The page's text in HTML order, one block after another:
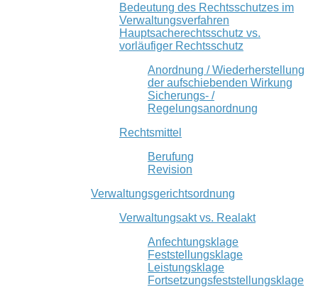
Bedeutung des Rechtsschutzes im
Verwaltungsverfahren
Hauptsacherechtsschutz vs.
vorläufiger Rechtsschutz
Anordnung / Wiederherstellung
der aufschiebenden Wirkung
Sicherungs- /
Regelungsanordnung
Rechtsmittel
Berufung
Revision
Verwaltungsgerichtsordnung
Verwaltungsakt vs. Realakt
Anfechtungsklage
Feststellungsklage
Leistungsklage
Fortsetzungsfeststellungsklage